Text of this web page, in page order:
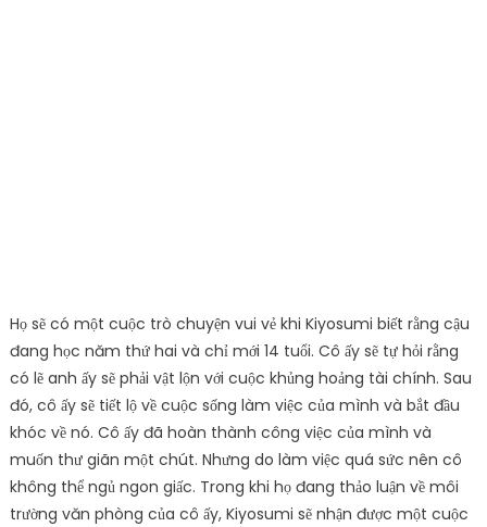
Họ sẽ có một cuộc trò chuyện vui vẻ khi Kiyosumi biết rằng cậu
đang học năm thứ hai và chỉ mới 14 tuổi. Cô ấy sẽ tự hỏi rằng
có lẽ anh ấy sẽ phải vật lộn với cuộc khủng hoảng tài chính. Sau
đó, cô ấy sẽ tiết lộ về cuộc sống làm việc của mình và bắt đầu
khóc về nó. Cô ấy đã hoàn thành công việc của mình và
muốn thư giãn một chút. Nhưng do làm việc quá sức nên cô
không thể ngủ ngon giấc. Trong khi họ đang thảo luận về môi
trường văn phòng của cô ấy, Kiyosumi sẽ nhận được một cuộc